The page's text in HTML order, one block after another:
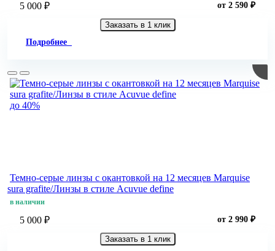
5 000 ₽ от 2 590 ₽
Заказать в 1 клик
Подробнее
до 40%
Темно-серые линзы с окантовкой на 12 месяцев Marquise
sura grafite/Линзы в стиле Acuvue define
в наличии
5 000 ₽ от 2 990 ₽
Заказать в 1 клик